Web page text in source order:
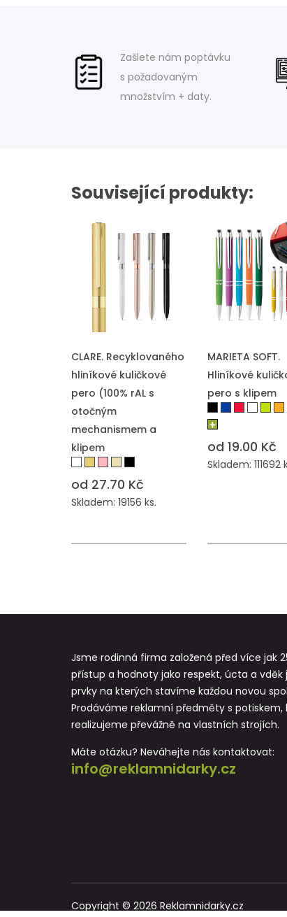
Zašlete nám poptávku
s požadovaným
množstvím + daty.
Související produkty:
PŘIDAT DO POPTÁVKY
CLARE. Recyklovaného
hliníkové kuličkové
pero (100% rAL s
otočným
mechanismem a
klipem
od 27.70 Kč
Skladem: 19156 ks.
MARIETA SOFT.
Hliníkové
pero s klipem
od 19.00 Kč
Skladem: 111692
Jsme rodinná firma založená před více jak
přístup a hodnoty jako respekt, úcta a vděk
prvky na kterých stavíme každou novou
Prodáváme reklamní předměty s potiskem,
realizujeme převážně na vlastních strojích.
Máte otázku? Neváhejte nás kontaktovat:
info@reklamnidarky.cz
Copyright © 2026 Reklamnidarky.cz